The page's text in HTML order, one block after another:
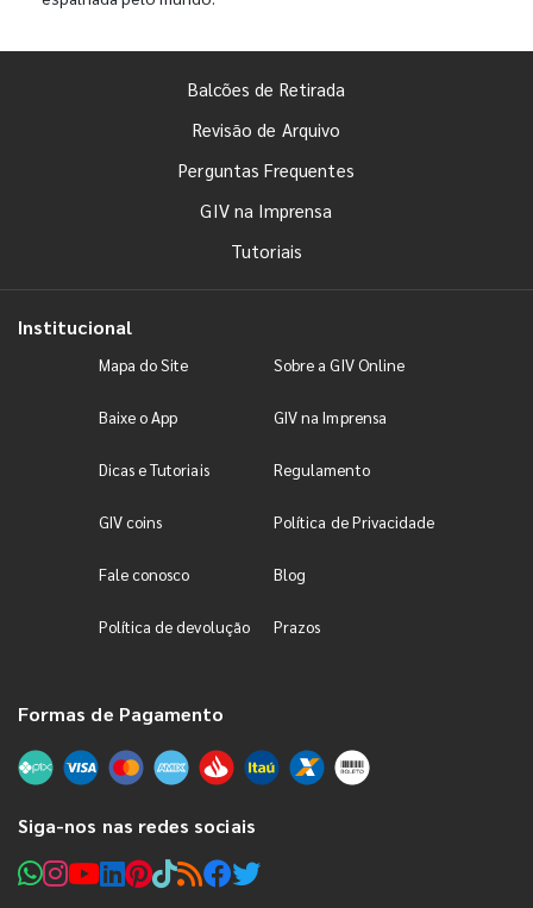
Balcões de Retirada
Revisão de Arquivo
Perguntas Frequentes
GIV na Imprensa
Tutoriais
Institucional
Mapa do Site Sobre a GIV Online
Baixe o App GIV na Imprensa
Dicas e Tutoriais Regulamento
GIV coins Política de Privacidade
Fale conosco Blog
Política de devolução Prazos
Formas de Pagamento
Siga-nos nas redes sociais